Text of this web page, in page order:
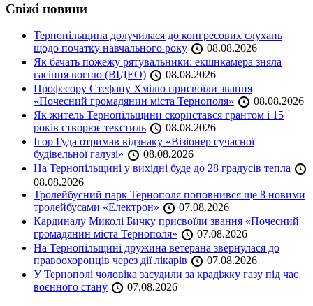
Свіжі новини
Тернопільщина долучилася до конгресових слухань
щодо початку навчального року
08.08.2026
Як бачать пожежу рятувальники: екшнкамера зняла
гасіння вогню (ВІДЕО)
08.08.2026
Професору Стефану Хмілю присвоїли звання
«Почесний громадянин міста Тернополя»
08.08.2026
Як житель Тернопільщини скористався грантом і 15
років створює текстиль
08.08.2026
Ігор Гуда отримав відзнаку «Візіонер сучасної
будівельної галузі»
08.08.2026
На Тернопільщині у вихідні буде до 28 градусів тепла
08.08.2026
Тролейбусний парк Тернополя поповнився ще 8 новими
тролейбусами «Електрон»
07.08.2026
Кардиналу Миколі Бичку присвоїли звання «Почесний
громадянин міста Тернополя»
07.08.2026
На Тернопільщині дружина ветерана звернулася до
правоохоронців через дії лікарів
07.08.2026
У Тернополі чоловіка засудили за крадіжку газу під час
воєнного стану
07.08.2026